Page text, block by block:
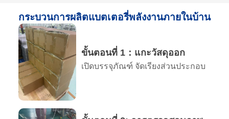
กระบวนการผลิตแบตเตอรี่พลังงานภายในบ้าน
ขั้นตอนที่ 1：แกะวัสดุออก
เปิดบรรจุภัณฑ์ จัดเรียงส่วนประกอบ